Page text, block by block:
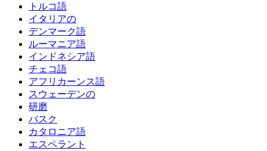
トルコ語
イタリアの
デンマーク語
ルーマニア語
インドネシア語
チェコ語
アフリカーンス語
スウェーデンの
研磨
バスク
カタロニア語
エスペラント